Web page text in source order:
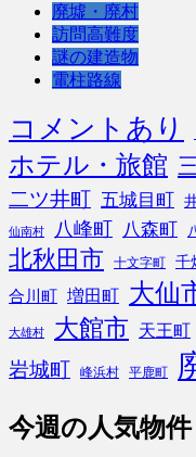
廃墟・廃村
訪問高難度
謎の建造物
電柱路線
コメントあり
ホテル・旅館
二ツ井町 五城目町
仙南村 八峰町 八森町
北秋田市 十文字町 千
合川町 増田町 大仙
大雄村 大館市 天王町
岩城町 峰浜村 平鹿町
今週の人気物件